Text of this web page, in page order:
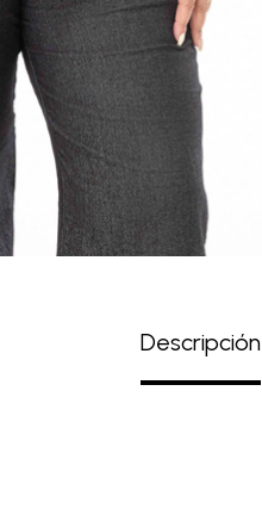
Descripción